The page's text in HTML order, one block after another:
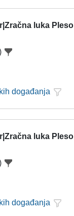
luka Pleso
događanja
luka Pleso
događanja